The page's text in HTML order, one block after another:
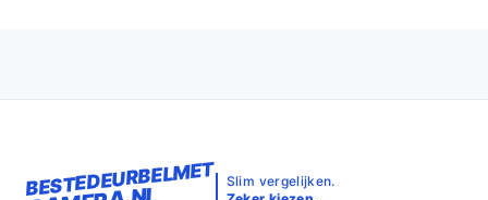
BESTEDEURBELMET
Slim vergelijken.